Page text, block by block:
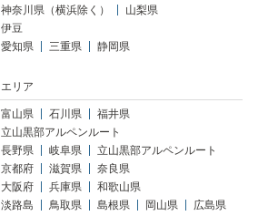
神奈川県（横浜除く）
山梨県
伊豆
愛知県 三重県 静岡県
エリア
富山県 石川県
福井県
立山黒部アルペンルート
長野県 岐阜県
立山黒部アルペンルート
京都府 滋賀県
奈良県
大阪府 兵庫県
和歌山県
淡路島 鳥取県 島根県 岡山県
広島県